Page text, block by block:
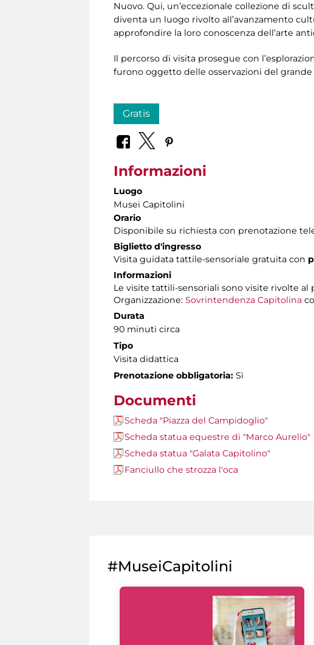
Nuovo. Qui, un’eccezionale collezione di
diventa un luogo rivolto all’avanzamento
approfondire la loro conoscenza dell’arte
Il percorso di visita prosegue con
furono oggetto delle osservazioni del
Gratis
Informazioni
Luogo
Musei Capitolini
Orario
Disponibile su richiesta con prenotazione
Biglietto d'ingresso
Visita guidata tattile-sensoriale gratuita con
Informazioni
Le visite tattili-sensoriali sono visite rivolte
Organizzazione: Sovrintendenza Capitolina
Durata
90 minuti circa
Tipo
Visita didattica
Prenotazione obbligatoria: Sì
Documenti
Scheda "Piazza del Campidoglio"
Scheda statua equestre di "Marco Aurelio"
Scheda statua "Galata Capitolino"
Fanciullo che strozza l'oca
#MuseiCapitolini